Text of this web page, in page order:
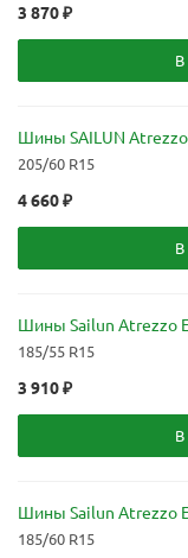
3 870₽
В
Шины SAILUN
205/60 R15
4 660₽
В
Шины Sailun Atrezzo
185/55 R15
3 910₽
В
Шины Sailun Atrezzo
185/60 R15